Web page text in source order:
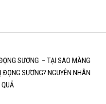
SƯƠNG – TẠI SAO MÀNG
SƯƠNG? NGUYÊN NHÂN
QUẢ